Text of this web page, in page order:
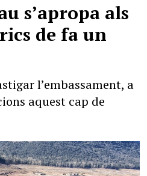
s’apropa als
de fa un
l’embassament, a
aquest cap de